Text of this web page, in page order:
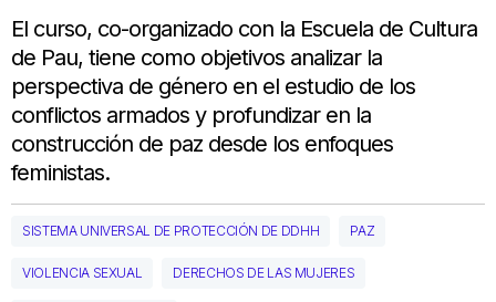
El curso, co-organizado con la Escuela de Cultura
de Pau, tiene como objetivos analizar la
perspectiva de género en el estudio de los
conflictos armados y profundizar en la
construcción de paz desde los enfoques
feministas.
SISTEMA UNIVERSAL DE PROTECCIÓN DE DDHH PAZ
VIOLENCIA SEXUAL DERECHOS DE LAS MUJERES